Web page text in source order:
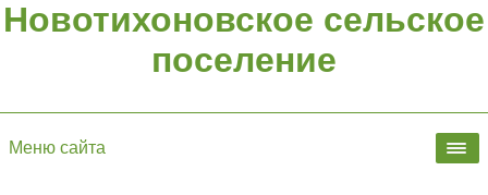
Новотихоновское сельское
поселение
Меню сайта